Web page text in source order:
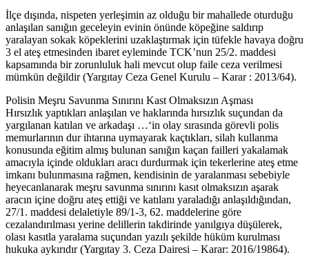
İlçe dışında, nispeten yerleşimin az olduğu bir mahallede oturduğu
anlaşılan sanığın geceleyin evinin önünde köpeğine saldırıp
yaralayan sokak köpeklerini uzaklaştırmak için tüfekle havaya doğru
3 el ateş etmesinden ibaret eyleminde TCK’nun 25/2. maddesi
kapsamında bir zorunluluk hali mevcut olup faile ceza verilmesi
mümkün değildir (Yargıtay Ceza Genel Kurulu – Karar : 2013/64).
Polisin Meşru Savunma Sınırını Kast Olmaksızın Aşması
Hırsızlık yaptıkları anlaşılan ve haklarında hırsızlık suçundan da
yargılanan katılan ve arkadaşı …‘in olay sırasında görevli polis
memurlarının dur ihtarına uymayarak kaçtıkları, silah kullanma
konusunda eğitim almış bulunan sanığın kaçan failleri yakalamak
amacıyla içinde oldukları aracı durdurmak için tekerlerine ateş etme
imkanı bulunmasına rağmen, kendisinin de yaralanması sebebiyle
heyecanlanarak meşru savunma sınırını kasıt olmaksızın aşarak
aracın içine doğru ateş ettiği ve katılanı yaraladığı anlaşıldığından,
27/1. maddesi delaletiyle 89/1-3, 62. maddelerine göre
cezalandırılması yerine delillerin takdirinde yanılgıya düşülerek,
olası kasıtla yaralama suçundan yazılı şekilde hüküm kurulması
hukuka aykırıdır (Yargıtay 3. Ceza Dairesi – Karar: 2016/19864).